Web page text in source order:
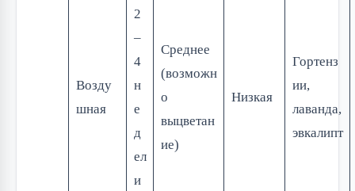
Возду
шная
2
–
4
н
е
д
ел
и
Среднее
(возможн
о
выцветан
ие)
Низкая
Гортенз
ии,
лаванда,
эвкалипт